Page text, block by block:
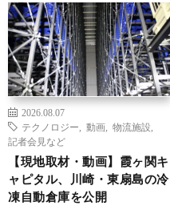
2026.08.07
テクノロジー
動画 物流施設
記者会見など
【現地取材・動画】霞ヶ関キ
ャピタル、川崎・東扇島の冷
凍自動倉庫を公開